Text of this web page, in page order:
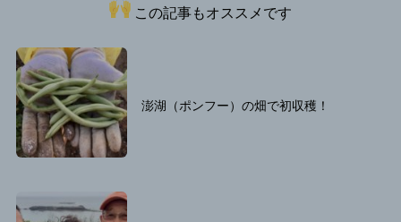
この記事もオススメです
澎湖（ポンフー）の畑で初収穫！